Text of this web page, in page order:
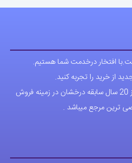
افتخار درخدمت شما هستیم.
از خرید را تجربه کنید.
فروشگاه اقای خاص با بیش از 20 سال سابقه درخشان در زمینه فروش
ترین مرجع میباشد .